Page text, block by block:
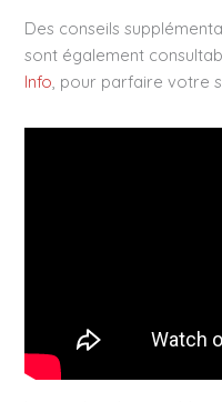
Des conseils
sont également
Info , pour parfaire votre